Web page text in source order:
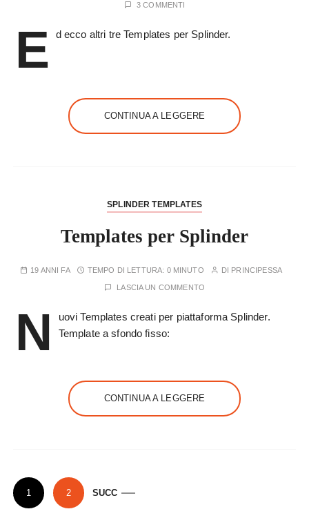
3 COMMENTI
E d ecco altri tre Templates per Splinder.
CONTINUA A LEGGERE
SPLINDER TEMPLATES
Templates per Splinder
19 ANNI FA TEMPO DI LETTURA: 0 MINUTO DI PRINCIPESSA
LASCIA UN COMMENTO
N
uovi Templates creati per piattaforma Splinder.
Template a sfondo fisso:
CONTINUA A LEGGERE
P
a
1 2 SUCC